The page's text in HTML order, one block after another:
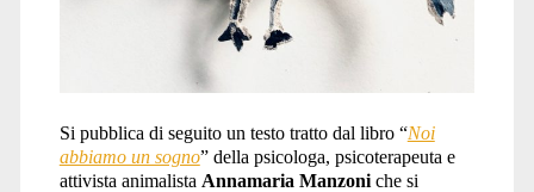
Si pubblica di seguito un testo tratto dal libro “Noi
abbiamo un sogno” della psicologa, psicoterapeuta e
attivista animalista Annamaria Manzoniche si